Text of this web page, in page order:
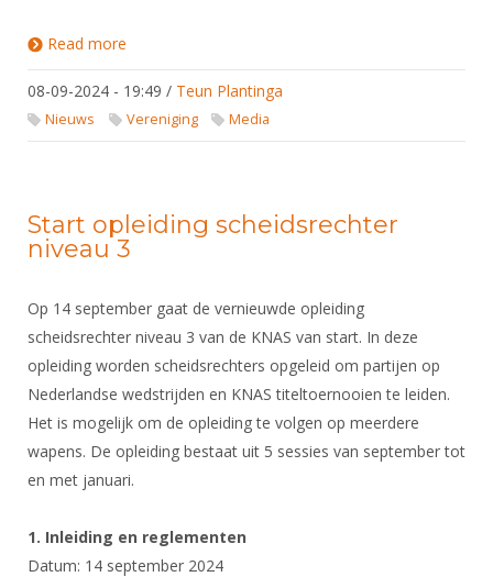
Read more
08-09-2024 - 19:49 / Teun Plantinga
Nieuws Vereniging Media
Start opleiding scheidsrechter
niveau 3
Op 14 september gaat de vernieuwde opleiding
scheidsrechter niveau 3 van de KNAS van start. In deze
opleiding worden scheidsrechters opgeleid om partijen op
Nederlandse wedstrijden en KNAS titeltoernooien te leiden.
Het is mogelijk om de opleiding te volgen op meerdere
wapens. De opleiding bestaat uit 5 sessies van september tot
en met januari.
1. Inleiding en reglementen
Datum: 14 september 2024